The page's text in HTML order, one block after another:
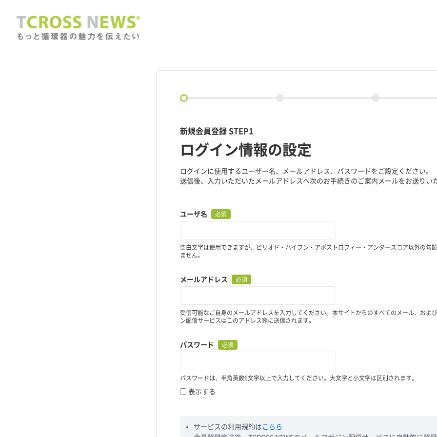
circle
新規会員登録 STEP1
ログイン情報の設定
ログインに使用するユーザー名、メールアドレス、パスワードをご設定ください。
送信後、入力いただいたメールアドレスへ次のお手続きのご案内メールをお送りい
ユーザ名 必須
空白文字は使用できますが、ピリオド・ハイフン・アポストロフィー・アンダースコア以外の句
ません。
メールアドレス 必須
受信可能なご自身のメールアドレスを入力してください。本サイトからのすべてのメール、およ
ン配信サービスはこのアドレス宛に送信されます。
パスワード 必須
パスワードは、半角英数6文字以上で入力してください。大文字と小文字は区別されます。
表示する
サービスの利用規約は こちら